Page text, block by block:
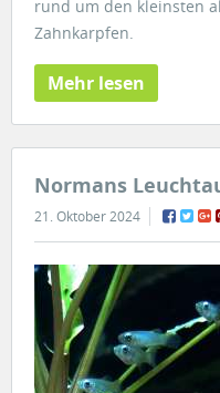
rund um den kleinsten
Zahnkarpfen.
Mehr lesen
Normans
21. Oktober 2024